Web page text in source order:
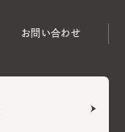
お問い合わせ